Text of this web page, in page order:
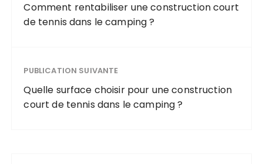
Comment rentabiliser une construction court
de tennis dans le camping ?
PUBLICATION SUIVANTE
Quelle surface choisir pour une construction
court de tennis dans le camping ?